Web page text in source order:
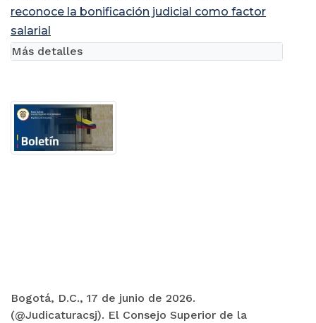
reconoce la bonificación judicial como factor
salarial
Bogotá, D.C., 17 de junio de 2026.
(@Judicaturacsj). El Consejo Superior de la
Más detalles